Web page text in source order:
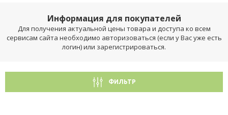
Информация для покупателей
Для получения актуальной цены товара и доступа ко всем
сервисам сайта необходимо авторизоваться (если у Вас уже есть
логин) или зарегистрироваться.
ФИЛЬТР